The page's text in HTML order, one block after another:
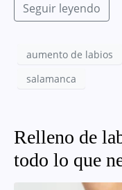
Seguir leyendo
aumento de labios
salamanca
Relleno de
todo lo que